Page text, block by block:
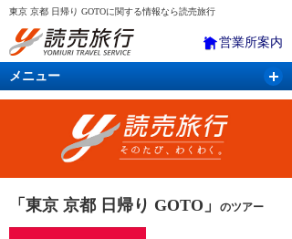
東京 京都 日帰り GOTOに関する情報なら読売旅行
営業所案内
メニュー
国内旅行 バスツアー 海外旅行
「東京 京都 日帰り GOTO」 のツアー